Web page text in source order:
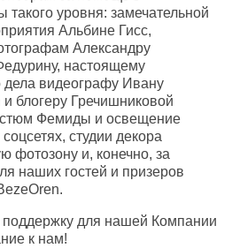
уровня: замечательной
Альбине Гисс,
Александру
настоящему
дела видеографу Ивану
блогеру Гречишниковой
Фемиды и освещение
студии декора
фотозону и, конечно, за
наших гостей и призеров
для нашей Компании
к нам!